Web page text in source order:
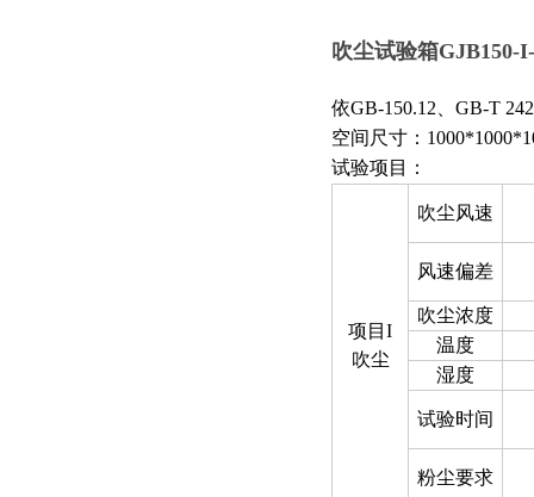
吹尘试验箱GJB150-
依GB-150.12、 GB-T
空间尺寸：
试验项目：
项目I
吹尘
吹尘风速
风速偏差
吹尘浓度
温度
湿度
试验时间
粉尘要求